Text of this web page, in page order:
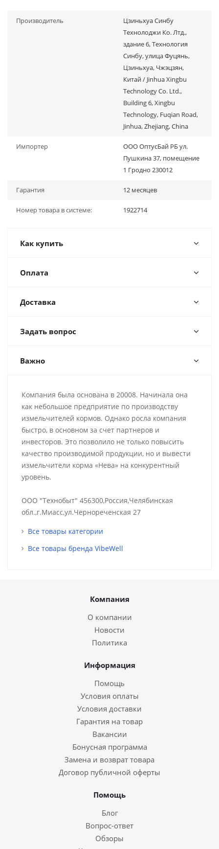
Производитель
Цзиньхуа Синбу
Технолоджи Ко. Лтд.,
здание 6, Технология
Синбу, улица Фуцянь,
Цзиньхуа, Чжэцзян,
Китай / Jinhua Xingbu
Technology Co. Ltd.,
Building 6, Xingbu
Technology, Fuqian Road,
Jinhua, Zhejiang, China
Импортер
ООО ОптусБай РБ ул.
Пушкина 37, помещение
1 Гродно 230012
Гарантия 12 месяцев
Номер товара в системе: 1922714
Как купить
Оплата
Доставка
Задать вопрос
Важно
Компания была основана в 20008. Начинала она
как небольшое предприятие по производству
измельчителей кормов. Однако росла компания
быстро, в основном за счет партнеров и
инвесторов. Это позволило не только повысить
качество производимой продукции, но и вывести
измельчители корма «Нева» на конкурентный
уровень.
ООО "Технобыт" 456300,Россия,Челябинская
обл.,г.Миасс,ул.Чернореченская 27
Все товары категории
Все товары бренда VibeWell
Компания
О компании
Новости
Политика
Информация
Помощь
Условия оплаты
Условия доставки
Гарантия на товар
Вакансии
Бонусная программа
Замена и возврат товара
Договор публичной оферты
Помощь
Блог
Вопрос-ответ
Обзоры